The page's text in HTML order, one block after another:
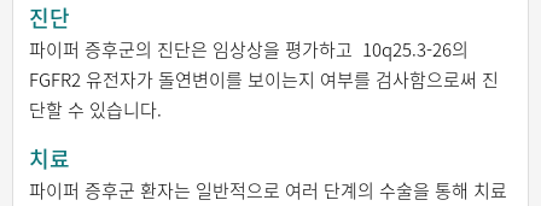
진단
파이퍼 증후군의 진단은 임상상을 평가하고 10q25.3-26의
FGFR2 유전자가 돌연변이를 보이는지 여부를 검사함으로써 진
단할 수 있습니다.
치료
파이퍼 증후군 환자는 일반적으로 여러 단계의 수술을 통해 치료